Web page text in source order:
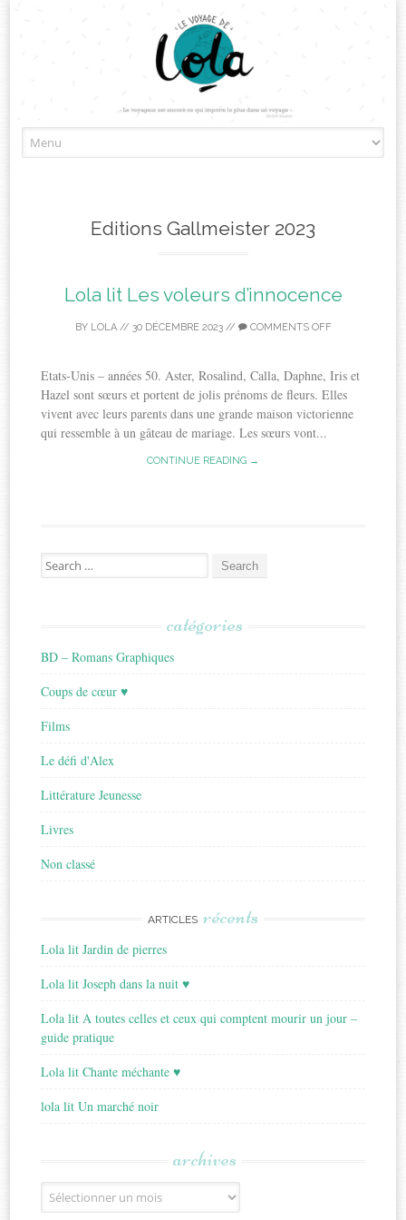
to
Editions Gallmeister 2023
Lola lit Les voleurs d’innocence
BY LOLA// 30 DÉCEMBRE 2023// COMMENTS OFF
Etats-Unis – années 50. Aster, Rosalind, Calla, Daphne, Iris et
Hazel sont sœurs et portent de jolis prénoms de fleurs. Elles
vivent avec leurs parents dans une grande maison victorienne
qui ressemble à un gâteau de mariage. Les sœurs vont...
CONTINUE READING →
Search
for:
catégories
BD – Romans Graphiques
Coups de cœur ♥
Films
Le défi d'Alex
Littérature Jeunesse
Livres
Non classé
ARTICLES récents
Lola lit Jardin de pierres
Lola lit Joseph dans la nuit ♥
Lola lit A toutes celles et ceux qui comptent mourir un jour –
guide pratique
Lola lit Chante méchante ♥
lola lit Un marché noir
archives
Archives